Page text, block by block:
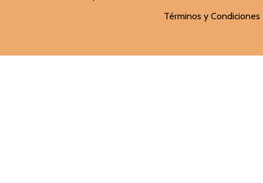
Términos y Condiciones